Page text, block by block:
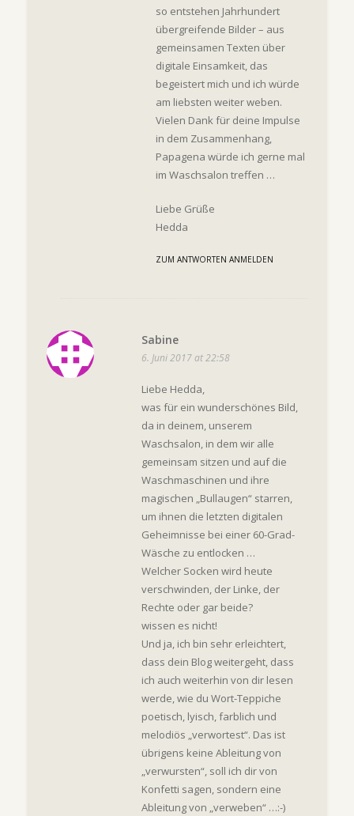
so entstehen Jahrhundert
übergreifende Bilder – aus
gemeinsamen Texten über
digitale Einsamkeit, das
begeistert mich und ich würde
am liebsten weiter weben.
Vielen Dank für deine Impulse
in dem Zusammenhang,
Papagena würde ich gerne mal
im Waschsalon treffen …
Liebe Grüße
Hedda
ZUM ANTWORTEN ANMELDEN
Sabine
6. Juni 2017 at 22:58
Liebe Hedda,
was für ein wunderschönes Bild,
da in deinem, unserem
Waschsalon, in dem wir alle
gemeinsam sitzen und auf die
Waschmaschinen und ihre
magischen „Bullaugen“ starren,
um ihnen die letzten digitalen
Geheimnisse bei einer 60-Grad-
Wäsche zu entlocken …
Welcher Socken wird heute
verschwinden, der Linke, der
Rechte oder gar beide?
wissen es nicht!
Und ja, ich bin sehr erleichtert,
dass dein Blog weitergeht, dass
ich auch weiterhin von dir lesen
werde, wie du Wort-Teppiche
poetisch, lyisch, farblich und
melodiös „verwortest“. Das ist
übrigens keine Ableitung von
„verwursten“, soll ich dir von
Konfetti sagen, sondern eine
Ableitung von „verweben“ …:-)